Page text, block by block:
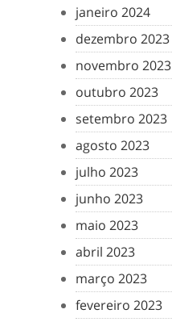
janeiro 2024
dezembro 2023
novembro 2023
outubro 2023
setembro 2023
agosto 2023
julho 2023
junho 2023
maio 2023
abril 2023
março 2023
fevereiro 2023